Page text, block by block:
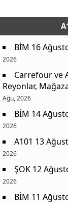
BİM 16
2026
Carrefour ve
Reyonlar,
Ağu, 2026
BİM 14
2026
A101 13
2026
ŞOK 12
2026
BİM 11